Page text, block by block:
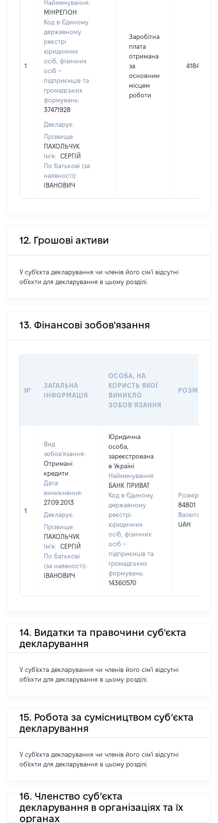
1
Найменування:
МІНРЕГІОН
Код в Єдиному
державному
реєстрі
юридичних
осіб, фізичних
осіб –
підприємців та
громадських
формувань:
37471928
Декларує:
Прізвище:
ПАХОЛЬЧУК
Ім'я:
СЕРГІЙ
По батькові (за
наявності):
ІВАНОВИЧ
Заробітна
плата
отримана
за
основним
місцем
роботи
41843
12. Грошові активи
У суб'єкта декларування чи членів його сім'ї відсутні
об'єкти для декларування в цьому розділі.
13. Фінансові зобов'язання
№
ЗАГАЛЬНА
ІНФОРМАЦІЯ
ОСОБА, НА
КОРИСТЬ ЯКОЇ
ВИНИКЛО
ЗОБОВ'ЯЗАННЯ
РОЗМІР
1
Вид
зобов'язання:
Отримані
кредити
Дата
виникнення:
27.09.2013
Декларує:
Прізвище:
ПАХОЛЬЧУК
Ім'я:
СЕРГІЙ
По батькові
(за наявності):
ІВАНОВИЧ
Юридична
особа,
зареєстрована
в Україні
Найменування:
БАНК ПРИВАТ
Код в Єдиному
державному
реєстрі
юридичних
осіб, фізичних
осіб –
підприємців та
громадських
формувань:
14360570
Розмір:
84801
Валюта:
UAH
14. Видатки та правочини суб'єкта
декларування
У суб'єкта декларування чи членів його сім'ї відсутні
об'єкти для декларування в цьому розділі.
15. Робота за сумісництвом суб’єкта
декларування
У суб'єкта декларування чи членів його сім'ї відсутні
об'єкти для декларування в цьому розділі.
16. Членство суб’єкта
декларування в організаціях та їх
органах